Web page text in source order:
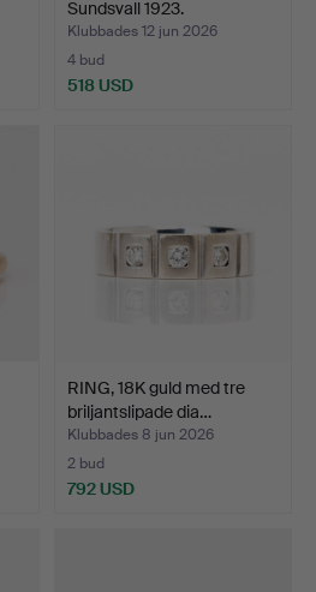
Sundsvall 1923.
Klubbades 12 jun 2026
4 bud
518 USD
RING, 18K guld med tre
briljantslipade dia…
Klubbades 8 jun 2026
2 bud
792 USD